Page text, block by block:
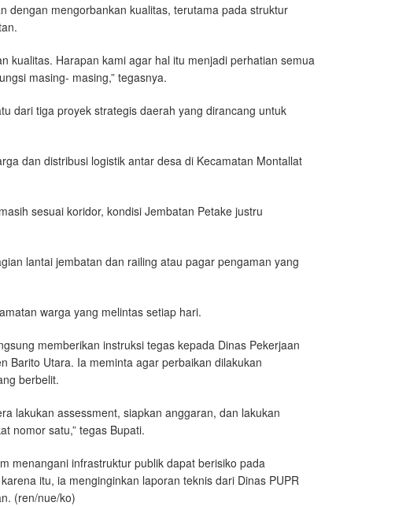
dengan mengorbankan kualitas, terutama pada struktur
kualitas. Harapan kami agar hal itu menjadi perhatian semua
masing- masing,” tegasnya.
dari tiga proyek strategis daerah yang dirancang untuk
dan distribusi logistik antar desa di Kecamatan Montallat
sesuai koridor, kondisi Jembatan Petake justru
lantai jembatan dan railing atau pagar pengaman yang
warga yang melintas setiap hari.
memberikan instruksi tegas kepada Dinas Pekerjaan
Barito Utara. Ia meminta agar perbaikan dilakukan
berbelit.
lakukan assessment, siapkan anggaran, dan lakukan
nomor satu,” tegas Bupati.
menangani infrastruktur publik dapat berisiko pada
itu, ia menginginkan laporan teknis dari Dinas PUPR
(ren/nue/ko)